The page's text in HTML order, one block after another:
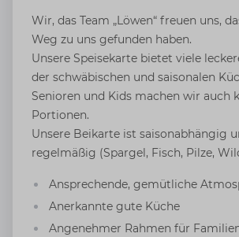
Wir, das Team „Löwen“ freuen uns,
Weg zu uns gefunden haben.
Unsere Speisekarte bietet viele
der schwäbischen und saisonalen
Senioren und Kids machen wir auch
Portionen.
Unsere Beikarte ist saisonabhängig
regelmäßig (Spargel, Fisch, Pilze,
Ansprechende, gemütliche
Anerkannte gute Küche
Angenehmer Rahmen für